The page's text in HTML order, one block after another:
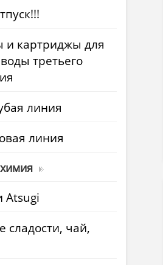
и картриджы для
третьего
линия
линия
Atsugi
сладости, чай,